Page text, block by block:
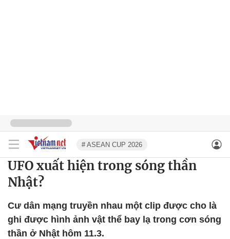
# ASEAN CUP 2026
UFO xuất hiện trong sóng thần
Nhật?
Cư dân mạng truyền nhau một clip được cho là
ghi được hình ảnh vật thể bay lạ trong cơn sóng
thần ở Nhật hôm 11.3.